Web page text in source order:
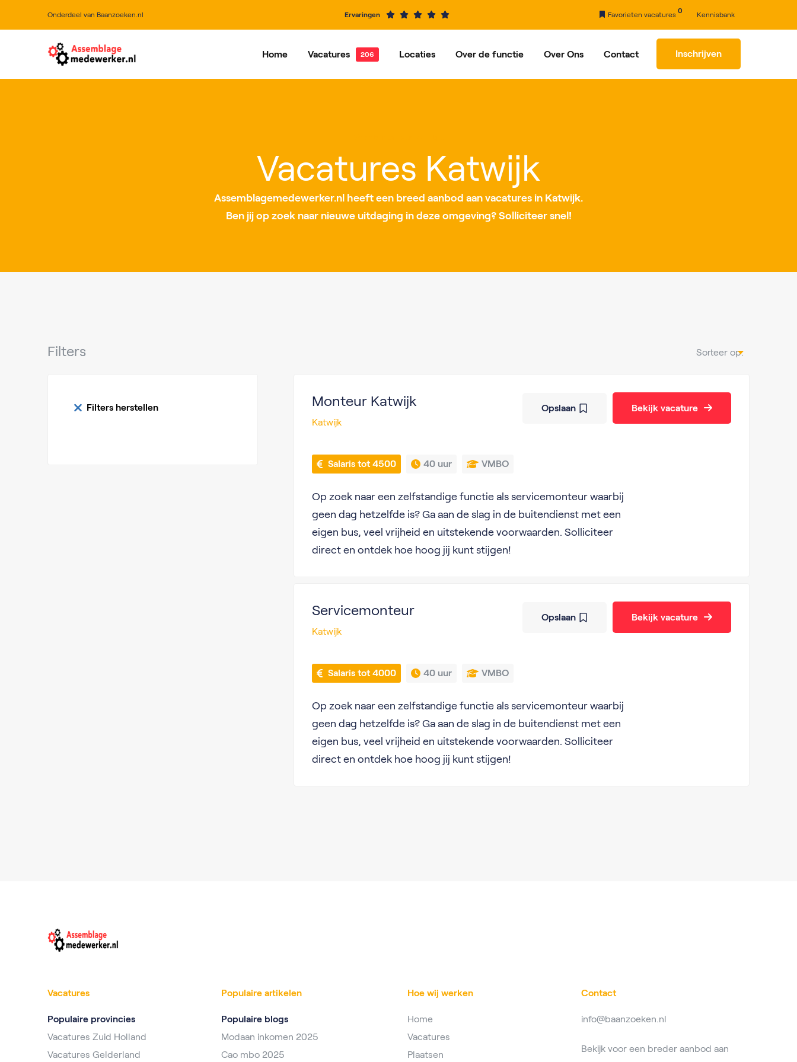
Onderdeel van Baanzoeken.nl Ervaringen Favorieten vacatures
0
Kennisbank
Home Vacatures Locaties
Roosendaal Nieuwegein
Over de functie Over Ons Contact Inschrijven
Vacatures Katwijk
Assemblagemedewerker.nl heeft een breed aanbod aan vacatures in Katwijk.
Ben jij op zoek naar nieuwe uitdaging in deze omgeving? Solliciteer snel!
Filters Sorteer op:
Filters herstellen Monteur Katwijk
Katwijk
Salaris tot 4500 40 uur VMBO
Op zoek naar een zelfstandige functie als servicemonteur waarbij
geen dag hetzelfde is? Ga aan de slag in de buitendienst met een
eigen bus, veel vrijheid en uitstekende voorwaarden. Solliciteer
direct en ontdek hoe hoog jij kunt stijgen!
Opslaan Bekijk vacature
Servicemonteur
Katwijk
Salaris tot 4000 40 uur VMBO
Op zoek naar een zelfstandige functie als servicemonteur waarbij
geen dag hetzelfde is? Ga aan de slag in de buitendienst met een
eigen bus, veel vrijheid en uitstekende voorwaarden. Solliciteer
direct en ontdek hoe hoog jij kunt stijgen!
Opslaan Bekijk vacature
Vacatures
Populaire provincies
Vacatures Zuid Holland
Vacatures Gelderland
Populaire artikelen
Populaire blogs
Modaan inkomen 2025
Cao mbo 2025
Hoe wij werken
Home
Vacatures
Plaatsen
Contact
info@baanzoeken.nl
Bekijk voor een breder aanbod aan